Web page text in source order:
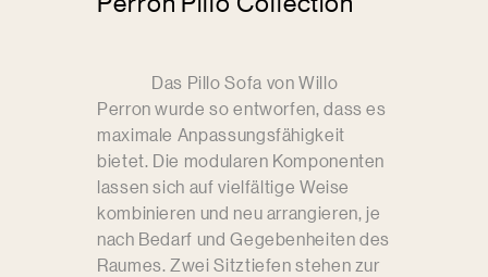
Das Pillo Sofa von Willo
Perron wurde so entworfen, dass es
maximale Anpassungsfähigkeit
bietet. Die modularen Komponenten
lassen sich auf vielfältige Weise
kombinieren und neu arrangieren, je
nach Bedarf und Gegebenheiten des
Raumes. Zwei Sitztiefen stehen zur